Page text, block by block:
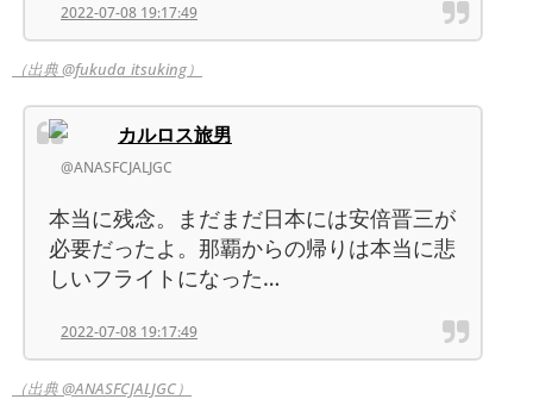
2022-07-08 19:17:49
（出典 @fukuda_itsuking）
カルロス旅男
@ANASFCJALJGC
本当に残念。まだまだ日本には安倍晋三が
必要だったよ。那覇からの帰りは本当に悲
しいフライトになった…
2022-07-08 19:17:49
（出典 @ANASFCJALJGC）